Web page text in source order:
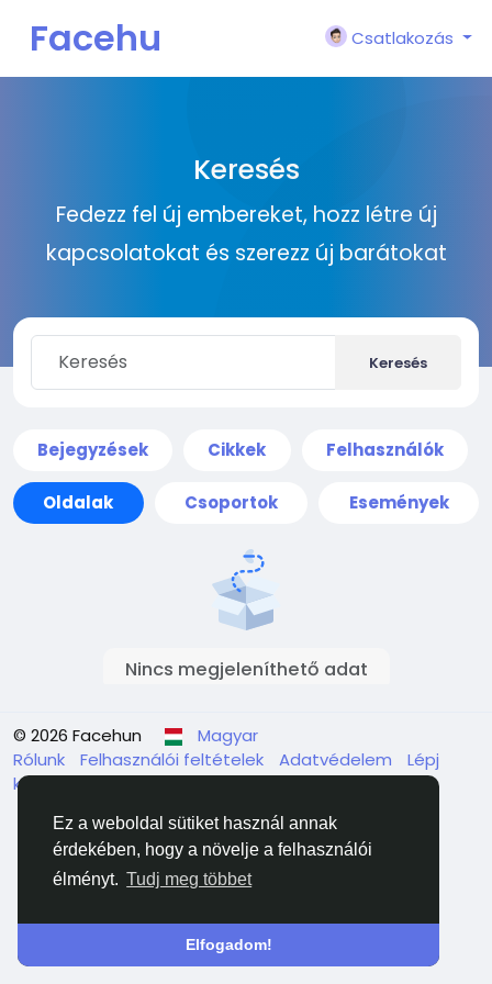
Ez a weboldal sütiket használ annak
érdekében, hogy a növelje a felhasználói
élményt. Tudj meg többet
Elfogadom!
Facehu
Csatlakozás
Keresés
Fedezz fel új embereket, hozz létre új
kapcsolatokat és szerezz új barátokat
Keresés
Bejegyzések Cikkek Felhasználók
Oldalak Csoportok Események
Nincs megjeleníthető adat
© 2026 Facehun
Magyar
Rólunk
Felhasználói feltételek Adatvédelem
Lépj
kapcsolatba velünk